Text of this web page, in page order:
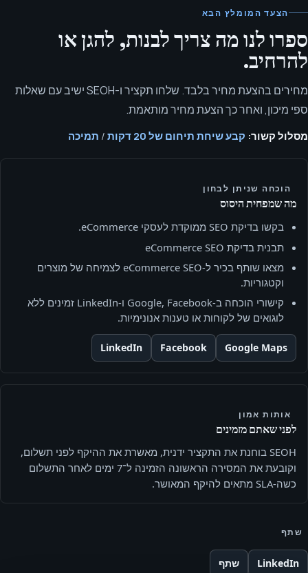
הצעד המומלץ הבא
ספרו לנו מה צריך לבנות, להגן או
להרחיב.
מחירים בהצעת מחיר בלבד. שלחו תקציר ו-SEOH ישיב עם שאלות
ספי מיכון, ואחר כך הצעת מחיר מותאמת.
מסלול קשור: קבע שיחת תיחום של 20 דקות / תמיכה
הוכחה שניתן לבחון
מה שמפחית היסוס
בקשו בדיקת SEO ממוקדת לעסקי eCommerce.
תבנית בדיקת eCommerce SEO
מצאו שותף בכיר ל‑eCommerce SEO לצמיחה של מוצרים
וקטגוריות.
קישורי הוכחה ב‑Google, Facebook ו‑LinkedIn זמינים ללא
לוגואים של לקוחות או טענות אנונימיות.
Google Maps
Facebook
LinkedIn
אותות אמון
לפני שאתם מזמינים
SEOH בוחנת את התקציר ידנית, מאשרת את ההיקף לפני תשלום,
וקובעת את המסירה הראשונה הזמינה ל־7 ימים לאחר התשלום
כשה-SLA מתאים להיקף המאושר.
שתף
LinkedIn שתף